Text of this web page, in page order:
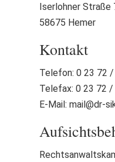
Iserlohner Straße
58675 Hemer
Kontakt
Telefon: 0 23 72
Telefax: 0 23 72 /
E-Mail: mail@dr-